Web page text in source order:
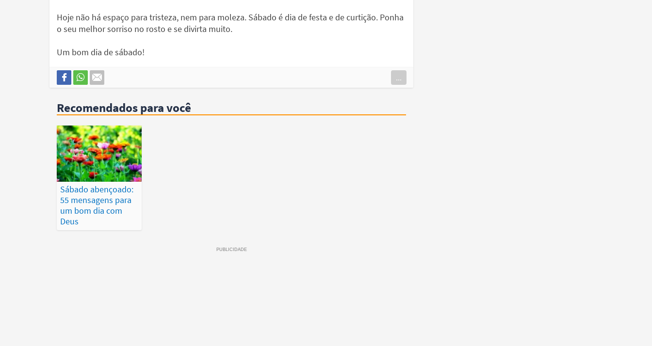
Hoje não há espaço para tristeza, nem para moleza. Sábado é dia de festa e de curtição. Ponha
o seu melhor sorriso no rosto e se divirta muito.
Um bom dia de sábado!
...
Recomendados para você
Sábado abençoado:
55 mensagens para
um bom dia com
Deus